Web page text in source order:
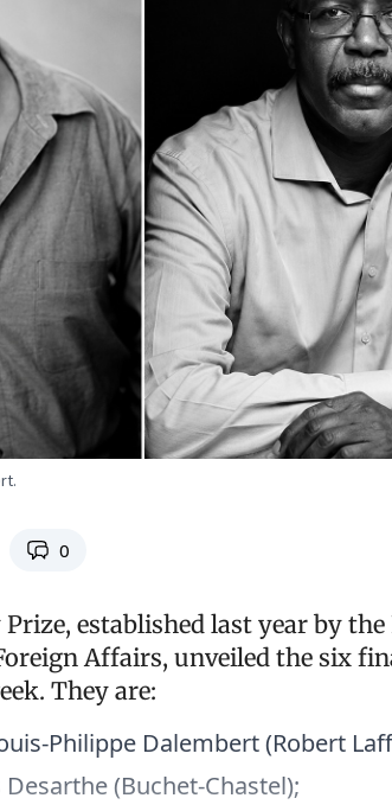
0
established last year by the
Affairs, unveiled the six
They are:
Philippe Dalembert (Robert
Desarthe (Buchet-Chastel);